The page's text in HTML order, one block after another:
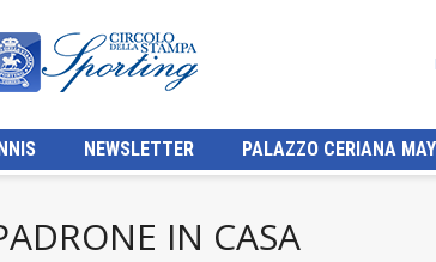
NEWSLETTER PALAZZO CERIANA
IN CASA